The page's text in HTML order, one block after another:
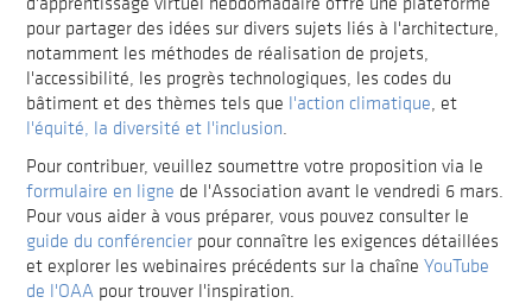
pour partager des idées sur divers sujets liés à l'architecture,
notamment les méthodes de réalisation de projets,
l'accessibilité, les progrès technologiques, les codes du
bâtiment et des thèmes tels que l'action climatique , et
l'équité, la diversité et l'inclusion
Pour contribuer, veuillez soumettre votre proposition via le
formulaire en ligne de l'Association avant le vendredi 6 mars.
Pour vous aider à vous préparer, vous pouvez consulter le
guide du conférencierpour connaître les exigences détaillées
et explorer les webinaires précédents sur la chaîne YouTube
de l'OAA pour trouver l'inspiration.